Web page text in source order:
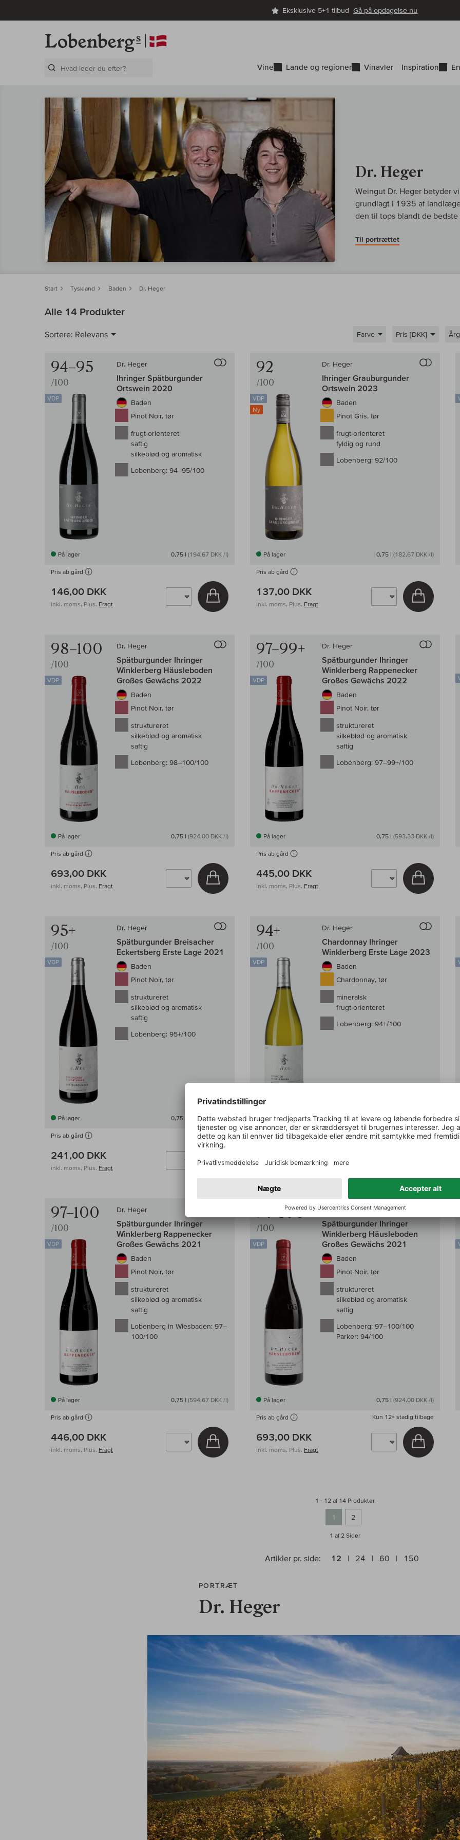
Eksklusive 5+1 tilbudGå på opdagelse nu
Vine Lande og regioner Vinavler Inspiration
Dr. Heger
Weingut Dr. Heger betyder
grundlagt i 1935 af landlæge
den til tops blandt de
Til portrættet
Start Tyskland Baden Dr. Heger
Alle 14 Produkter
Sortere: Relevans Farve Pris [DKK]
94–95
/100
VDP
Dr. Heger
Ihringer Spätburgunder
Ortswein 2020
Baden
Pinot Noir, tør
frugt-orienteret
saftig
silkeblød og aromatisk
Lobenberg: 94–95/100
På lager 0,75 l (194,67 DKK /l)
Pris ab gård
146,00 DKK
inkl. moms, Plus. Fragt
Læg i kurv
92
/100
VDP
Ny
Dr. Heger
Ihringer Grauburgunder
Ortswein 2023
Baden
Pinot Gris, tør
frugt-orienteret
fyldig og rund
Lobenberg: 92/100
På lager 0,75 l (182,67 DKK /l)
Pris ab gård
137,00 DKK
inkl. moms, Plus. Fragt
Læg i kurv
98–100
/100
VDP
Dr. Heger
Spätburgunder Ihringer
Winklerberg Häusleboden
Großes Gewächs 2022
Baden
Pinot Noir, tør
struktureret
silkeblød og aromatisk
saftig
Lobenberg: 98–100/100
På lager 0,75 l (924,00 DKK /l)
Pris ab gård
693,00 DKK
inkl. moms, Plus. Fragt
Læg i kurv
97–99+
/100
VDP
Dr. Heger
Spätburgunder Ihringer
Winklerberg Rappenecker
Großes Gewächs 2022
Baden
Pinot Noir, tør
struktureret
silkeblød og aromatisk
saftig
Lobenberg: 97–99+/100
På lager 0,75 l (593,33 DKK /l)
Pris ab gård
445,00 DKK
inkl. moms, Plus. Fragt
Læg i kurv
95+
/100
VDP
Dr. Heger
Spätburgunder Breisacher
Eckertsberg Erste Lage 2021
Baden
Pinot Noir, tør
struktureret
silkeblød og aromatisk
saftig
Lobenberg: 95+/100
På lager 0,75 l (321,33 DKK /l)
Pris ab gård
241,00 DKK
inkl. moms, Plus. Fragt
94+
/100
VDP
Dr. Heger
Chardonnay Ihringer
Winklerberg Erste Lage 2023
Baden
Chardonnay, tør
mineralsk
frugt-orienteret
Lobenberg: 94+/100
På lager 0,75 l (293,33 DKK /l)
Pris ab gård Kun1×stadig tilbage
97–100
/100
VDP
Dr. Heger
Til sammenligningen af vin
Spätburgunder Ihringer
Winklerberg Rappenecker
Großes Gewächs 2021
Baden
Pinot Noir, tør
struktureret
silkeblød og aromatisk
saftig
Lobenberg in Wiesbaden: 97–
100/100
På lager 0,75 l (594,67 DKK /l)
Pris ab gård
446,00 DKK
inkl. moms, Plus. Fragt
Læg i kurv
97–100
/100
VDP
Dr. Heger
Til
Spätburgunder Ihringer
Winklerberg Häusleboden
Großes Gewächs 2021
Baden
Pinot Noir, tør
struktureret
silkeblød og aromatisk
saftig
Lobenberg: 97–100/100
Parker: 94/100
På lager 0,75 l (924,00 DKK /l)
Pris ab gård Kun 12× stadig tilbage
693,00 DKK
inkl. moms, Plus. Fragt
Læg i kurv
1 - 12 af 14 Produkter
1
2
1 af 2 Sider
Artikler pr. side: 12 24 60 150
PORTRÆT
Dr. Heger